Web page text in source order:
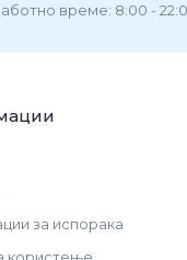
време: 8:00 -
за испорака